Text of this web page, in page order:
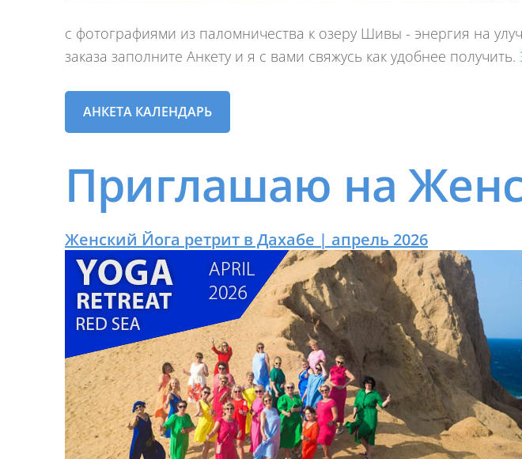
с фотографиями из паломничества к озеру Шивы - энергия на
заказа заполните Анкету и я с вами свяжусь как удобнее получить.
АНКЕТА КАЛЕНДАРЬ
Приглашаю на
Женский Йога ретрит в Дахабе | апрель 2026